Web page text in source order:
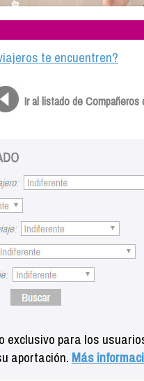
te encuentren?
Ir al listado de Compañeros
exclusivo para los
aportación. Más